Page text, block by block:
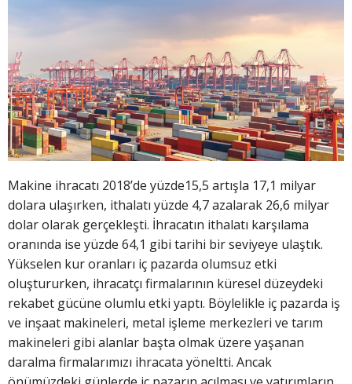
Makine ihracatı 2018’de yüzde15,5 artışla 17,1 milyar
dolara ulaşırken, ithalatı yüzde 4,7 azalarak 26,6 milyar
dolar olarak gerçekleşti. İhracatın ithalatı karşılama
oranında ise yüzde 64,1 gibi tarihi bir seviyeye ulaştık.
Yükselen kur oranları iç pazarda olumsuz etki
oluştururken, ihracatçı firmalarının küresel düzeydeki
rekabet gücüne olumlu etki yaptı. Böylelikle iç pazarda iş
ve inşaat makineleri, metal işleme merkezleri ve tarım
makineleri gibi alanlar başta olmak üzere yaşanan
daralma firmalarımızı ihracata yöneltti. Ancak